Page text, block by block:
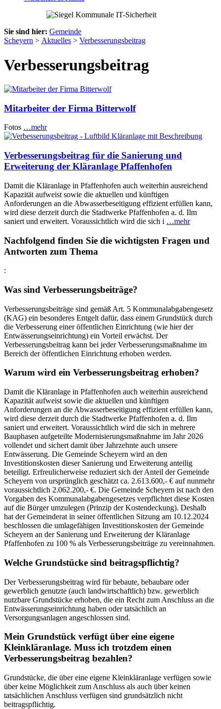
Sie sind hier: Gemeinde
Scheyern > Aktuelles > Verbesserungsbeitrag
Verbesserungsbeitrag
Mitarbeiter der Firma Bitterwolf
Fotos …mehr
Verbesserungsbeitrag für die Sanierung und
Erweiterung der Kläranlage Pfaffenhofen
Damit die Kläranlage in Pfaffenhofen auch weiterhin ausreichend
Kapazität aufweist sowie die aktuellen und künftigen
Anforderungen an die Abwasserbeseitigung effizient erfüllen kann,
wird diese derzeit durch die Stadtwerke Pfaffenhofen a. d. Ilm
saniert und erweitert. Voraussichtlich wird die sich i …mehr
Nachfolgend finden Sie die wichtigsten Fragen und
Antworten zum Thema
:
Was sind Verbesserungsbeiträge?
Verbesserungsbeiträge sind gemäß Art. 5 Kommunalabgabengesetz
(KAG) ein besonderes Entgelt dafür, dass einem Grundstück durch
die Verbesserung einer öffentlichen Einrichtung (wie hier der
Entwässerungseinrichtung) ein Vorteil erwächst. Der
Verbesserungsbeitrag kann bei jeder Verbesserungsmaßnahme im
Bereich der öffentlichen Einrichtung erhoben werden.
Warum wird ein Verbesserungsbeitrag erhoben?
Damit die Kläranlage in Pfaffenhofen auch weiterhin ausreichend
Kapazität aufweist sowie die aktuellen und künftigen
Anforderungen an die Abwasserbeseitigung effizient erfüllen kann,
wird diese derzeit durch die Stadtwerke Pfaffenhofen a. d. Ilm
saniert und erweitert. Voraussichtlich wird die sich in mehrere
Bauphasen aufgeteilte Modernisierungsmaßnahme im Jahr 2026
vollendet und sichert damit über Jahrzehnte auch unsere
Entwässerung. Die Gemeinde Scheyern wird an den
Investitionskosten dieser Sanierung und Erweiterung anteilig
beteiligt. Erfreulicherweise reduziert sich der Anteil der Gemeinde
Scheyern von ursprünglich geschätzt ca. 2.613.600,- € auf nunmehr
voraussichtlich 2.062.200,- €. Die Gemeinde Scheyern ist nach den
Vorgaben des Kommunalabgabengesetzes verpflichtet diese Kosten
auf die Bürger umzulegen (Prinzip der Kostendeckung). Deshalb
hat der Gemeinderat in seiner öffentlichen Sitzung am 10.12.2024
beschlossen die umlagefähigen Investitionskosten der Gemeinde
Scheyern an der Sanierung und Erweiterung der Kläranlage
Pfaffenhofen zu 100 % als Verbesserungsbeiträge zu vereinnahmen.
Welche Grundstücke sind beitragspflichtig?
Der Verbesserungsbeitrag wird für bebaute, bebaubare oder
gewerblich genutzte (auch landwirtschaftlich) bzw. gewerblich
nutzbare Grundstücke erhoben, die ein Recht zum Anschluss an die
Entwässerungseinrichtung haben oder tatsächlich an
Versorgungsanlagen angeschlossen sind.
Mein Grundstück verfügt über eine eigene
Kleinkläranlage. Muss ich trotzdem einen
Verbesserungsbeitrag bezahlen?
Grundstücke, die über eine eigene Kleinkläranlage verfügen sowie
über keine Möglichkeit zum Anschluss als auch über keinen
tatsächlichen Anschluss verfügen sind grundsätzlich nicht
beitragspflichtig.